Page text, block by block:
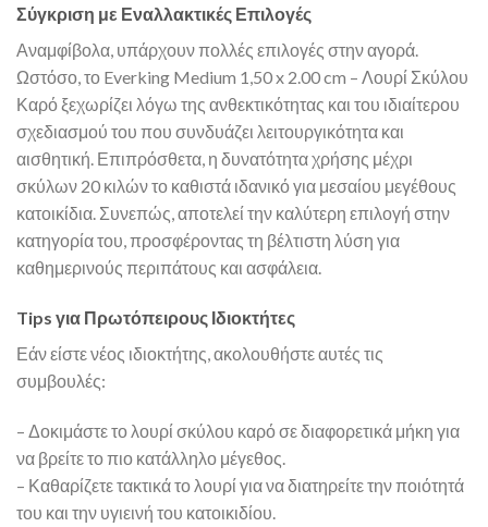
Σύγκριση με Εναλλακτικές Επιλογές
Αναμφίβολα, υπάρχουν πολλές επιλογές στην αγορά.
Ωστόσο, το Everking Medium 1,50 x 2.00 cm – Λουρί Σκύλου
Καρό ξεχωρίζει λόγω της ανθεκτικότητας και του ιδιαίτερου
σχεδιασμού του που συνδυάζει λειτουργικότητα και
αισθητική. Επιπρόσθετα, η δυνατότητα χρήσης μέχρι
σκύλων 20 κιλών το καθιστά ιδανικό για μεσαίου μεγέθους
κατοικίδια. Συνεπώς, αποτελεί την καλύτερη επιλογή στην
κατηγορία του, προσφέροντας τη βέλτιστη λύση για
καθημερινούς περιπάτους και ασφάλεια.
Tips για Πρωτόπειρους Ιδιοκτήτες
Εάν είστε νέος ιδιοκτήτης, ακολουθήστε αυτές τις
συμβουλές:
– Δοκιμάστε το λουρί σκύλου καρό σε διαφορετικά μήκη για
να βρείτε το πιο κατάλληλο μέγεθος.
– Καθαρίζετε τακτικά το λουρί για να διατηρείτε την ποιότητά
του και την υγιεινή του κατοικιδίου.